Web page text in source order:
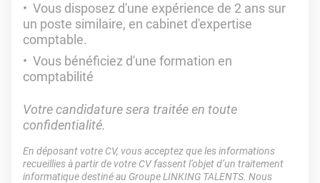
Vous disposez d'une expérience de 2 ans sur
un poste similaire, en cabinet d'expertise
comptable.
Vous bénéficiez d'une formation en
comptabilité
Votre candidature sera traitée en toute
confidentialité.
En déposant votre CV, vous acceptez que les informations
recueillies à partir de votre CV fassent l’objet d’un traitement
informatique destiné au Groupe LINKING TALENTS. Nous